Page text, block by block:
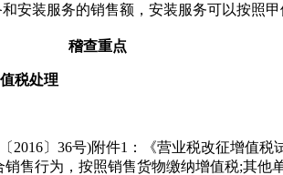
安装服务的销售额，安装服务可以按照
稽查重点
税处理
〕36号)附件1：《营业税改征增值税
售行为，按照销售货物缴纳增值税;其